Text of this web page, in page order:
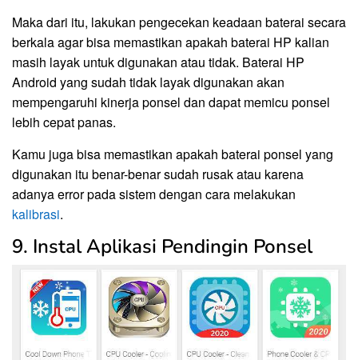
Maka dari itu, lakukan pengecekan keadaan baterai secara
berkala agar bisa memastikan apakah baterai HP kalian
masih layak untuk digunakan atau tidak. Baterai HP
Android yang sudah tidak layak digunakan akan
mempengaruhi kinerja ponsel dan dapat memicu ponsel
lebih cepat panas.
Kamu juga bisa memastikan apakah baterai ponsel yang
digunakan itu benar-benar sudah rusak atau karena
adanya error pada sistem dengan cara melakukan
kalibrasi.
9. Instal Aplikasi Pendingin Ponsel